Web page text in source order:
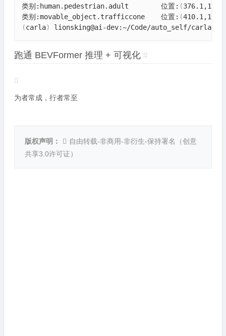
类别:human.pedestrian.adult        位置: (
类别:movable_object.trafficcone    位置: (
(carla) lionsking@ai-dev:~/Code/auto_self/
跑通 BEVFormer 推理 + 可视化 #
为者常成，行者常至
版权声明： 自由转载-非商用-非衍生-保持署名（创意
共享3.0许可证）